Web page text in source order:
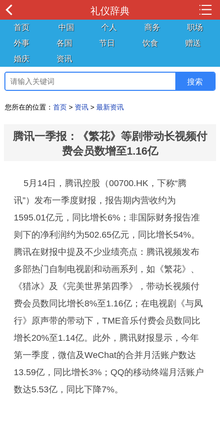
礼仪辞典
首页 中国 个人 商务
职场
外事
各国 节日 饮食
赠送
婚庆
资讯
您所在的位置： 首页 > 资讯 > 最新资讯
腾讯一季报：《繁花》等剧带动长视频付
费会员数增至1.16亿
5月14日，腾讯控股（00700.HK，下称“腾
讯”）发布一季度财报，报告期内营收约为
1595.01亿元，同比增长6%；非国际财务报告准
则下的净利润约为502.65亿元，同比增长54%。
腾讯在财报中提及不少业绩亮点：腾讯视频发布
多部热门自制电视剧和动画系列，如《繁花》、
《猎冰》及《完美世界第四季》，带动长视频付
费会员数同比增长8%至1.16亿；在电视剧《与凤
行》原声带的带动下，TME音乐付费会员数同比
增长20%至1.14亿。此外，腾讯财报显示，今年
第一季度，微信及WeChat的合并月活账户数达
13.59亿，同比增长3%；QQ的移动终端月活账户
数达5.53亿，同比下降7%。